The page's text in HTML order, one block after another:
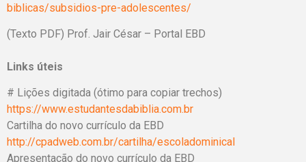
biblicas/subsidios-pre-adolescentes/
(Texto PDF) Prof. Jair César – Portal EBD
Links úteis
# Lições digitada (ótimo para copiar trechos)
https://www.estudantesdabiblia.com.br
Cartilha do novo currículo da EBD
http://cpadweb.com.br/cartilha/escoladominical
Apresentação do novo currículo da EBD